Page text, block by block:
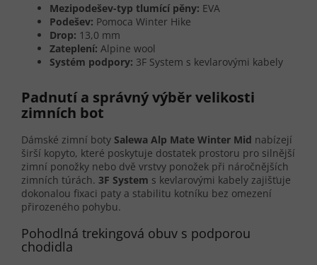
Mezipodešev-typ tlumící pěny: EVA
Podešev: Pomoca Winter Hike
Drop: 13,0 mm
Zateplení: Alpine wool
Systém podpory: 3F System s kevlarovými kabely
Padnutí a správný výběr velikosti
zimních bot
Dámské zimní boty Salewa Alp Mate Winter Mid nabízejí
širší kopyto, které poskytuje dostatek prostoru pro silnější
zimní ponožky nebo dvě vrstvy ponožek při náročnějších
zimních túrách. 3F System s kevlarovými kabely zajišťuje
dokonalou fixaci paty a stabilitu kotníku bez omezení
přirozeného pohybu.
Pohodlná trekingová obuv s podporou
chodidla